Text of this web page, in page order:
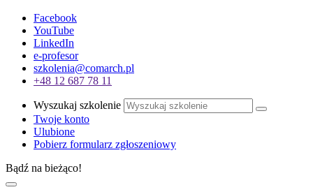
Facebook
YouTube
LinkedIn
e-profesor
szkolenia@comarch.pl
+48 12 687 78 11
Wyszukaj szkolenie
Twoje konto
Ulubione
Pobierz formularz zgłoszeniowy
Bądź na bieżąco!